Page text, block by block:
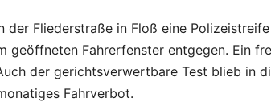
Fliederstraße in Floß eine
geöffneten Fahrerfenster entgegen. Ein
der gerichtsverwertbare Test blieb in
Fahrverbot.